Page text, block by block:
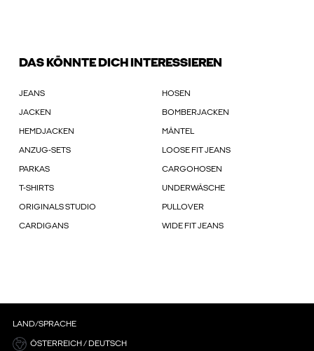
DAS KÖNNTE DICH INTERESSIEREN
JEANS HOSEN
JACKEN BOMBERJACKEN
HEMDJACKEN MÄNTEL
ANZUG-SETS LOOSE FIT JEANS
PARKAS CARGOHOSEN
T-SHIRTS UNDERWÄSCHE
ORIGINALS STUDIO PULLOVER
CARDIGANS WIDE FIT JEANS
LAND/SPRACHE
ÖSTERREICH / DEUTSCH